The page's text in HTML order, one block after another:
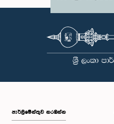
පාර්ලි‌මේන්තුව නරඹන්න